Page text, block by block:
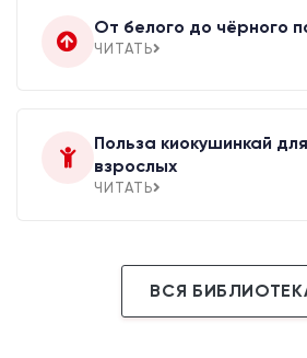
От белого до чёрного
ЧИТАТЬ
Польза киокушинкай
взрослых
ЧИТАТЬ
ВСЯ